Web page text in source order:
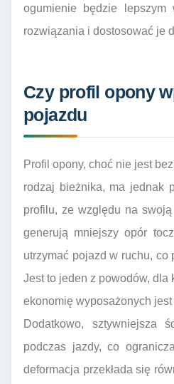
ogumienie będzie lepszym
rozwiązania i dostosować je
Czy profil opony
pojazdu
Profil opony, choć nie jest
rodzaj bieżnika, ma jednak
profilu, ze względu na
generują mniejszy opór
utrzymać pojazd w ruchu,
Jest to jeden z powodów,
ekonomię wyposażonych
Dodatkowo, sztywniejsza
podczas jazdy, co
deformacja przekłada się